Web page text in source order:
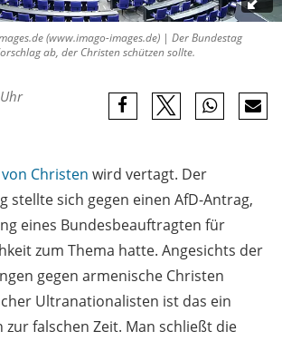
(www.imago-images.de) | Der Bundestag
ab, der Christen schützen sollte.
Christen wird vertagt. Der
stellte sich gegen einen AfD-Antrag,
eines Bundesbeauftragten für
zum Thema hatte. Angesichts der
gegen armenische Christen
Ultranationalisten ist das ein
zur falschen Zeit. Man schließt die